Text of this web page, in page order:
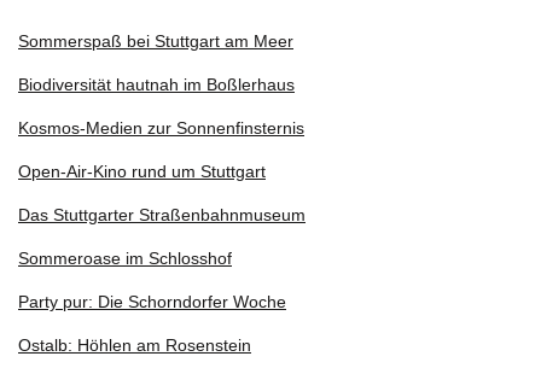
Sommerspaß bei Stuttgart am Meer
Biodiversität hautnah im Boßlerhaus
Kosmos-Medien zur Sonnenfinsternis
Open-Air-Kino rund um Stuttgart
Das Stuttgarter Straßenbahnmuseum
Sommeroase im Schlosshof
Party pur: Die Schorndorfer Woche
Ostalb: Höhlen am Rosenstein